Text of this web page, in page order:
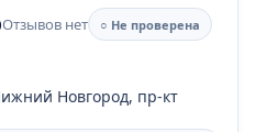
Отзывов нет
○ Не проверена
Новгород, пр-кт